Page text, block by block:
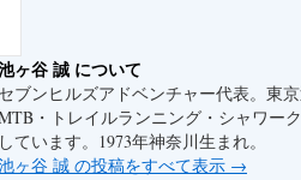
ヶ谷 誠 について
セブンヒルズアドベンチャー代表。東
・トレイルランニング・シャワー
しています。1973年神奈川生まれ。
ヶ谷 誠 の投稿をすべて表示 →